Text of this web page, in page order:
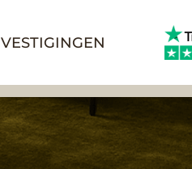
VESTIGINGEN